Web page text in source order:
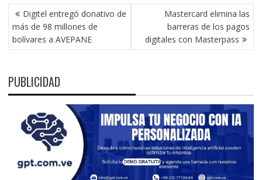
NAVEGACIÓN
DE
ENTRADAS
Digitel entregó donativo de
más de 98 millones de
bolívares a AVEPANE
Mastercard elimina las
barreras de los pagos
digitales con Masterpass
PUBLICIDAD